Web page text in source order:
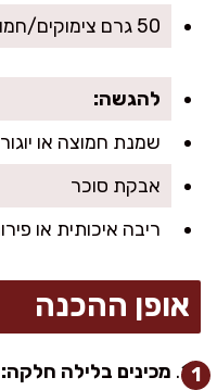
50 גרם צימוקים/חמוציות (אופציונלי)
להגשה:
שמנת חמוצה או
אבקת סוכר
ריבה איכותית או
אופן ההכנה
מכינים בלילה חלקה: